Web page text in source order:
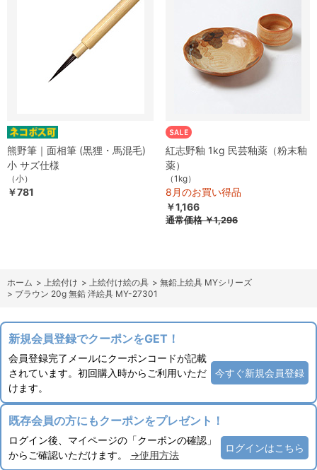
熊野筆｜面相筆 (黒狸・馬混毛)
小 サズ仕様
（小）
￥781
紅志野釉 1kg 民芸釉薬（粉末釉
薬）
（1kg）
8月のお買い得品
￥1,166
通常価格￥1,296
ホーム > 上絵付け > 上絵付け絵の具 > 無鉛上絵具 MYシリーズ
> ブラウン 20g 無鉛 洋絵具 MY-27301
新規会員登録でクーポンをGET！
会員登録完了メールにクーポンコードが記載
されています。初回購入時からご利用いただ
けます。
今すぐ新規会員登録
既存会員の方にもクーポンをプレゼント！
ログイン後、マイページの「クーポンの確認」
からご確認いただけます。 →使用方法
ログインはこちら